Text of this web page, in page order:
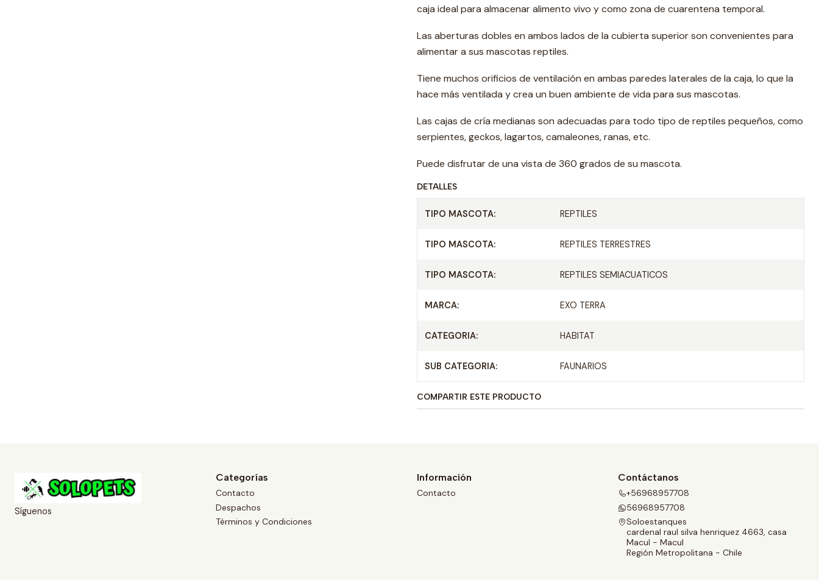
caja ideal para almacenar alimento vivo y como zona de cuarentena temporal.
Las aberturas dobles en ambos lados de la cubierta superior son convenientes para
alimentar a sus mascotas reptiles.
Tiene muchos orificios de ventilación en ambas paredes laterales de la caja, lo que la
hace más ventilada y crea un buen ambiente de vida para sus mascotas.
Las cajas de cría medianas son adecuadas para todo tipo de reptiles pequeños, como
serpientes, geckos, lagartos, camaleones, ranas, etc.
Puede disfrutar de una vista de 360 ​​grados de su mascota.
DETALLES
TIPO MASCOTA: REPTILES
TIPO MASCOTA: REPTILES TERRESTRES
TIPO MASCOTA: REPTILES SEMIACUATICOS
MARCA: EXO TERRA
CATEGORIA: HABITAT
SUB CATEGORIA: FAUNARIOS
COMPARTIR ESTE PRODUCTO
Síguenos
Categorías
Contacto
Despachos
Términos y Condiciones
Información
Contacto
Contáctanos
+56968957708
56968957708
Soloestanques
cardenal raul silva henriquez 4663, casa
Macul - Macul
Región Metropolitana - Chile